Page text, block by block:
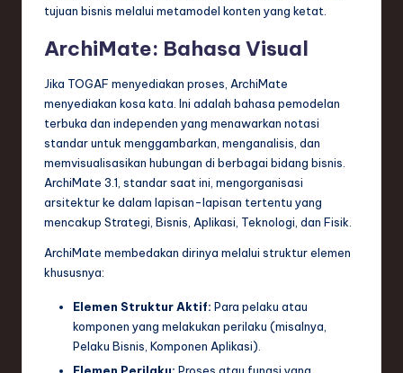
tujuan bisnis melalui metamodel konten yang ketat.
ArchiMate: Bahasa Visual
Jika TOGAF menyediakan proses, ArchiMate
menyediakan kosa kata. Ini adalah bahasa pemodelan
terbuka dan independen yang menawarkan notasi
standar untuk menggambarkan, menganalisis, dan
memvisualisasikan hubungan di berbagai bidang bisnis.
ArchiMate 3.1, standar saat ini, mengorganisasi
arsitektur ke dalam lapisan-lapisan tertentu yang
mencakup Strategi, Bisnis, Aplikasi, Teknologi, dan Fisik.
ArchiMate membedakan dirinya melalui struktur elemen
khususnya:
Elemen Struktur Aktif: Para pelaku atau
komponen yang melakukan perilaku (misalnya,
Pelaku Bisnis, Komponen Aplikasi).